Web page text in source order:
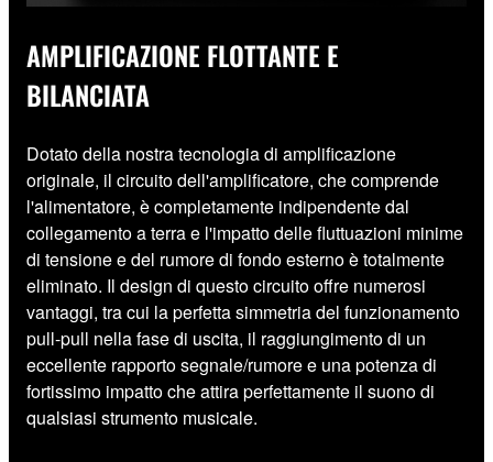
AMPLIFICAZIONE FLOTTANTE E
BILANCIATA
Dotato della nostra tecnologia di amplificazione
originale, il circuito dell'amplificatore, che comprende
l'alimentatore, è completamente indipendente dal
collegamento a terra e l'impatto delle fluttuazioni minime
di tensione e del rumore di fondo esterno è totalmente
eliminato. Il design di questo circuito offre numerosi
vantaggi, tra cui la perfetta simmetria del funzionamento
pull-pull nella fase di uscita, il raggiungimento di un
eccellente rapporto segnale/rumore e una potenza di
fortissimo impatto che attira perfettamente il suono di
qualsiasi strumento musicale.